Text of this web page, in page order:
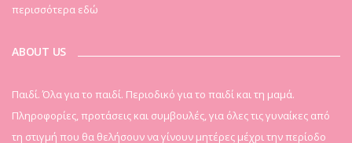
περισσότερα εδώ
ABOUT US
Παιδί. Όλα για το παιδί. Περιοδικό για το παιδί και τη μαμά.
Πληροφορίες, προτάσεις και συμβουλές, για όλες τις γυναίκες από
τη στιγμή που θα θελήσουν να γίνουν μητέρες μέχρι την περίοδο